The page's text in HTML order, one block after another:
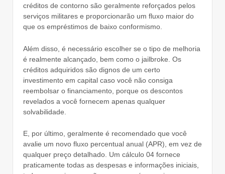
créditos de contorno são geralmente reforçados pelos
serviços militares e proporcionarão um fluxo maior do
que os empréstimos de baixo conformismo.
Além disso, é necessário escolher se o tipo de melhoria
é realmente alcançado, bem como o jailbroke. Os
créditos adquiridos são dignos de um certo
investimento em capital caso você não consiga
reembolsar o financiamento, porque os descontos
revelados a você fornecem apenas qualquer
solvabilidade.
E, por último, geralmente é recomendado que você
avalie um novo fluxo percentual anual (APR), em vez de
qualquer preço detalhado. Um cálculo 04 fornece
praticamente todas as despesas e informações iniciais,